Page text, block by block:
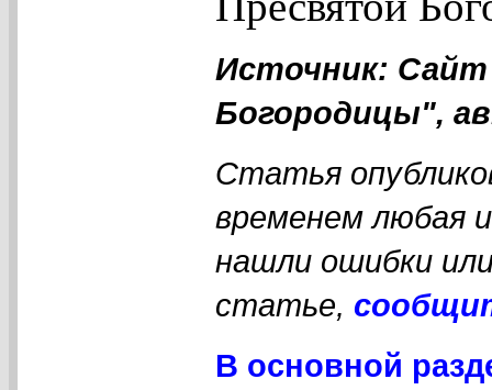
Источник:
Богородицы",
Статья
временем любая
нашли ошибки
статье,
В основной